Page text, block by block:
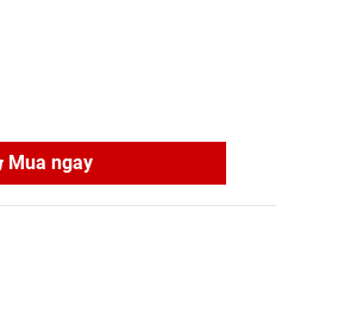
Mua ngay